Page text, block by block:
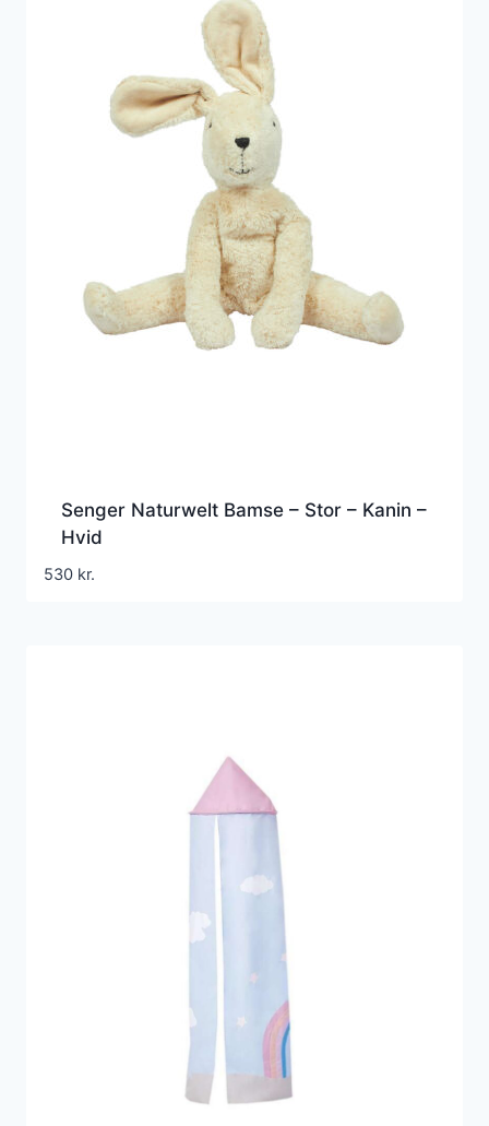
Senger Naturwelt Bamse – Stor – Kanin –
Hvid
530 kr.